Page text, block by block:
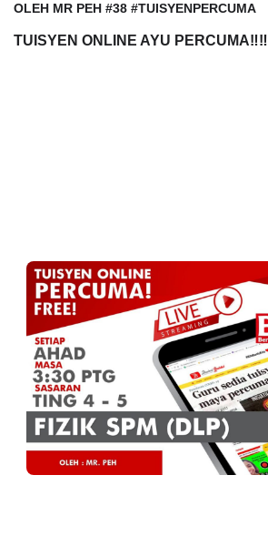
OLEH MR PEH #38 #TUISYENPERCUMA
TUISYEN ONLINE AYU PERCUMA‼️‼️